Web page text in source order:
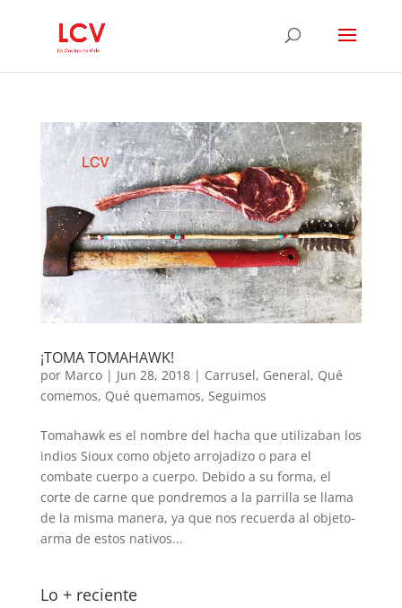
¡TOMA TOMAHAWK!
por Marco| Jun 28, 2018| Carrusel, General, Qué
comemos, Qué quemamos, Seguimos
Tomahawk es el nombre del hacha que utilizaban los
indios Sioux como objeto arrojadizo o para el
combate cuerpo a cuerpo. Debido a su forma, el
corte de carne que pondremos a la parrilla se llama
de la misma manera, ya que nos recuerda al objeto-
arma de estos nativos...
Lo + reciente